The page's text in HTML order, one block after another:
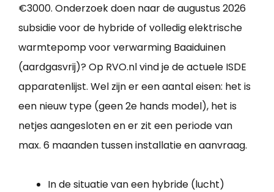
€3000. Onderzoek doen naar de augustus 2026
subsidie voor de hybride of volledig elektrische
warmtepomp voor verwarming Baaiduinen
(aardgasvrij)? Op RVO.nl vind je de actuele ISDE
apparatenlijst. Wel zijn er een aantal eisen: het is
een nieuw type (geen 2e hands model), het is
netjes aangesloten en er zit een periode van
max. 6 maanden tussen installatie en aanvraag.
In de situatie van een hybride (lucht)